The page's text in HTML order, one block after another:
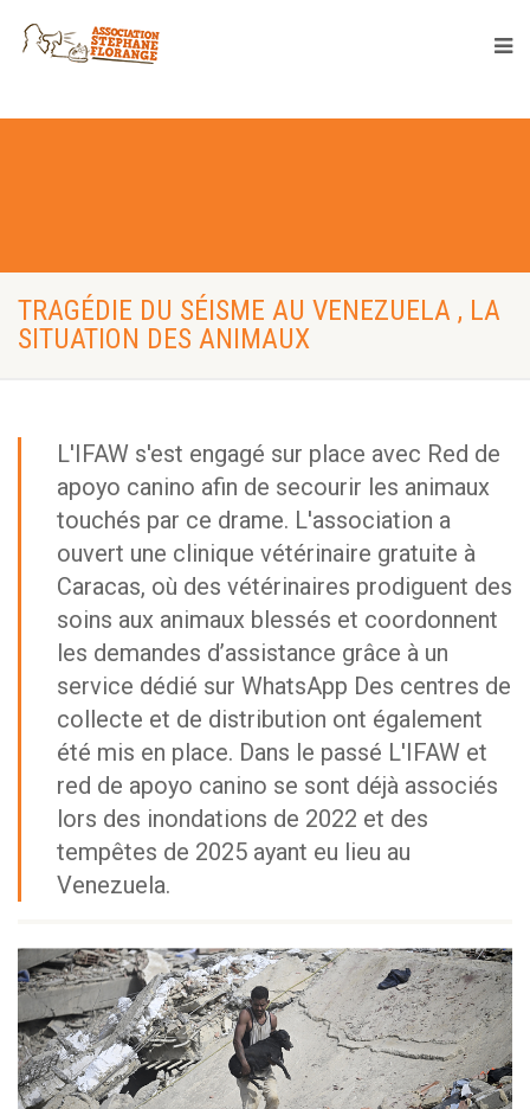
TRAGÉDIE DU SÉISME AU VENEZUELA , LA
SITUATION DES ANIMAUX
L'IFAW s'est engagé sur place avec Red de
apoyo canino afin de secourir les animaux
touchés par ce drame. L'association a
ouvert une clinique vétérinaire gratuite à
Caracas, où des vétérinaires prodiguent des
soins aux animaux blessés et coordonnent
les demandes d’assistance grâce à un
service dédié sur WhatsApp Des centres de
collecte et de distribution ont également
été mis en place. Dans le passé L'IFAW et
red de apoyo canino se sont déjà associés
lors des inondations de 2022 et des
tempêtes de 2025 ayant eu lieu au
Venezuela.